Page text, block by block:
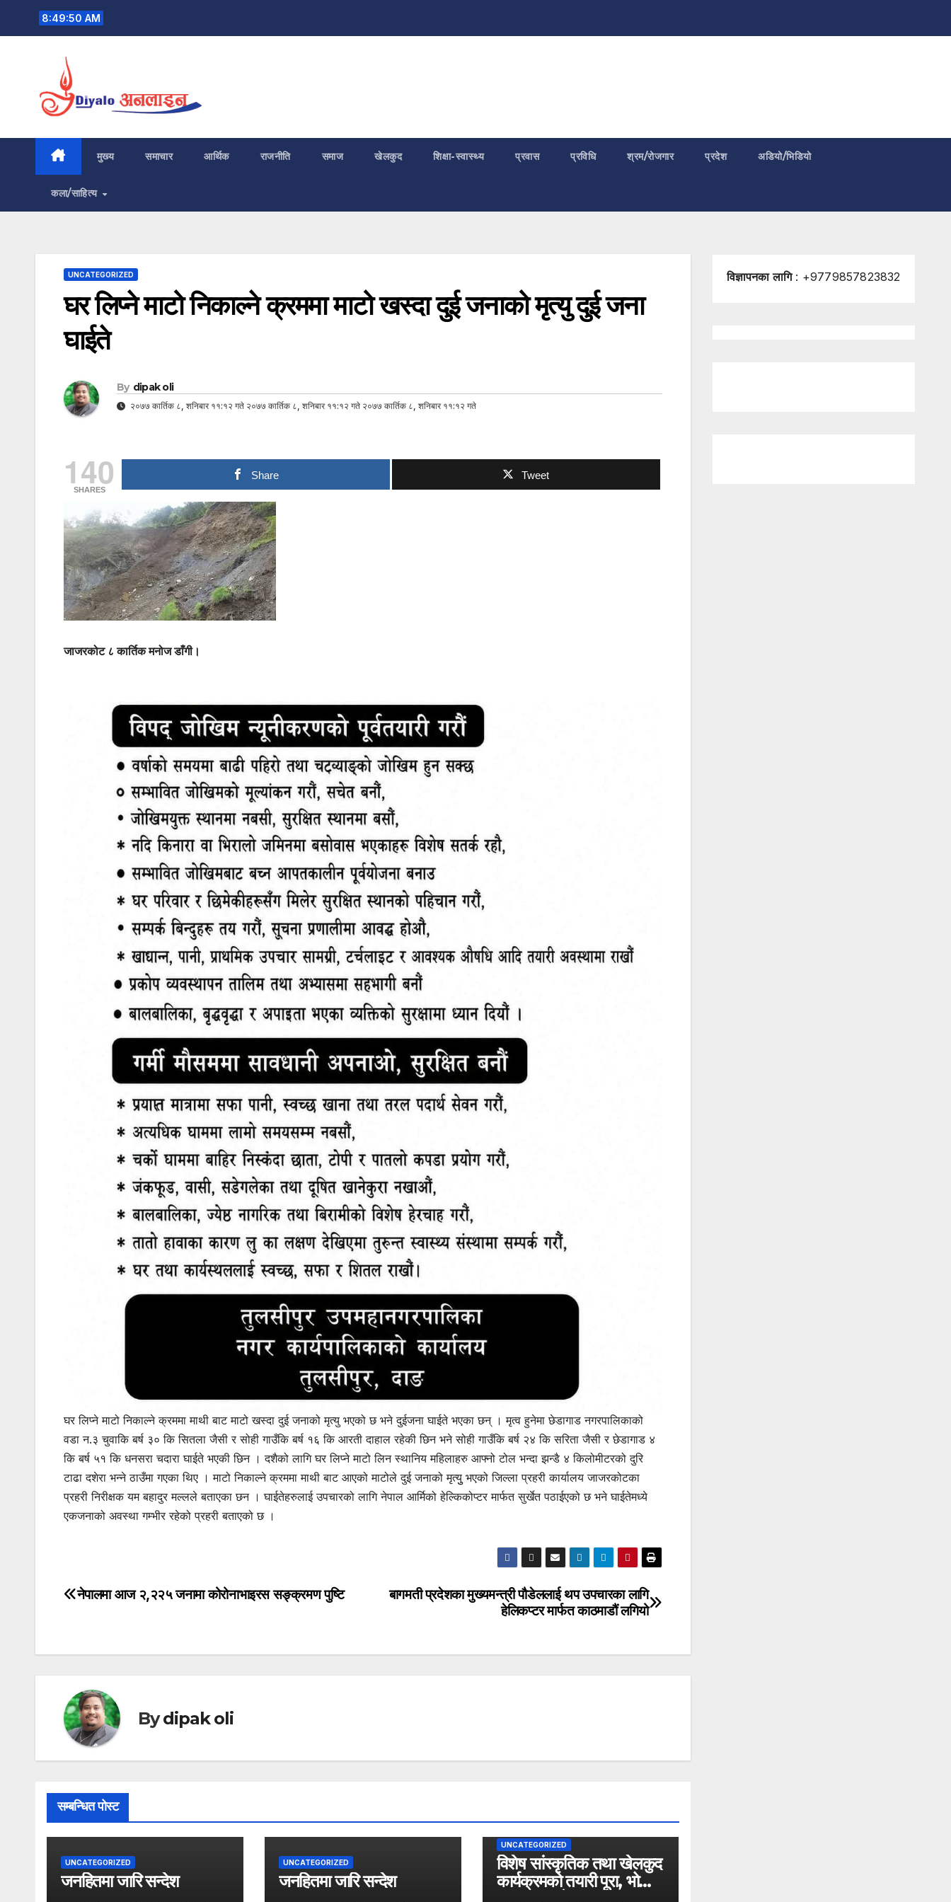
8:49:51 AM
मुख्य समाचार आर्थिक राजनीति समाज खेलकुद शिक्षा-स्वास्थ्य प्रवास प्रविधि श्रम/रोजगार प्रदेश अडियो/भिडियो
कला/साहित्य
UNCATEGORIZED
घर लिप्ने माटो निकाल्ने क्रममा माटो खस्दा दुई जनाको मृत्यु दुई जना
घाईते
By dipak oli
२०७७ कार्तिक ८, शनिबार ११:१२ गते २०७७ कार्तिक ८, शनिबार ११:१२ गते २०७७ कार्तिक ८, शनिबार ११:१२ गते
140
SHARES
Share Tweet
जाजरकोट ८ कार्तिक मनोज डाँगी।
घर लिप्ने माटो निकाल्ने क्रममा माथी बाट माटो खस्दा दुई जनाको मृत्यु भएको छ भने दुईजना घाईते भएका छन् । मृत्व हुनेमा छेडागाड नगरपालिकाको
वडा न.३ चुवाकि बर्ष ३० कि सितला जैसी र सोही गाउँकि बर्ष १६ कि आरती दाहाल रहेकी छिन भने सोही गाउँकि बर्ष २४ कि सरिता जैसी र छेडागाड ४
कि बर्ष ५१ कि धनसरा चदारा घाईते भएकी छिन । दशैको लागि घर लिप्ने माटो लिन स्थानिय महिलाहरु आफ्नो टोल भन्दा झन्डै ४ किलोमीटरको दुरि
टाढा दशेरा भन्ने ठाउँमा गएका थिए । माटो निकाल्ने क्रममा माथी बाट आएको माटोले दुई जनाको मृत्युु भएको जिल्ला प्रहरी कार्यालय जाजरकोटका
प्रहरी निरीक्षक यम बहादुर मल्लले बताएका छन । घाईतेहरुलाई उपचारको लागि नेपाल आर्मिको हेल्किकोप्टर मार्फत सुर्खेत पठाईएको छ भने घाईतेमध्ये
एकजनाको अवस्था गम्भीर रहेको प्रहरी बताएको छ ।
Post
बागमती प्रदेशका मुख्यमन्त्री पौडेललाई थप उपचारका लागि
हेलिकप्टर मार्फत काठमाडौं लगियो
नेपालमा आज २,२२५ जनामा कोरोनाभाइरस सङ्क्रमण पुष्टि
Bydipak oli
सम्बन्धित पोस्ट
UNCATEGORIZED
जनहितमा जारि सन्देश
UNCATEGORIZED
जनहितमा जारि सन्देश
UNCATEGORIZED
विशेष सांस्कृतिक तथा खेलकुद
कार्यक्रमको तयारी पूरा, भोलि
विज्ञापनका लागि: +9779857823832